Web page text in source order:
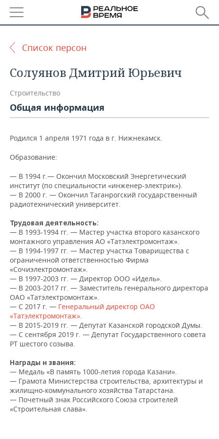
ТАТАРСТАН
УДМУРТИЯ
АНАЛИТИКА
НОВОСТИ АНАЛИТИКИ
КОМУ ПРИНАДЛЕЖАТ
ТОРГОВЫЕ ЦЕНТРЫ
ТАТАРСТАНА
ЭКОНОМИКА
БЮДЖЕТ
ПРОМЫШЛЕННОСТИ
АГРОПРОМ
МАШИНОСТРОЕНИЕ
НЕФТЕХИМИЯ
НЕФТЬ
ОПК
ЭНЕРГЕТИКА
НОВОСТИ АВТО
БИЗНЕС
РОЗНИЧНАЯ ТОРГОВЛЯ
ТРАНСПОРТ
УСЛУГИ
НОВОСТИ ТЕХНОЛОГИЙ
IT
МЕДИА
ТЕЛЕКОММУНИКАЦИИ
МЕРОПРИЯТИЯ
НОВОСТИ МЕРОПРИЯТИЙ
ВЫЕЗДНАЯ РЕДАКЦИЯ
БИЗНЕС-БРАНЧИ
ONLINE-КОНФЕРЕНЦИИ
СПОРТ
НОВОСТИ СПОРТА
ФУТБОЛ
ХОККЕЙ
ВОЛЕЙБОЛ
КИБЕРСПОРТ
ОБЩЕСТВО
НОВОСТИ ОБЩЕСТВА
ВЛАСТЬ
ИСТОРИЯ
КУЛЬТУРА
ФОТОГАЛЕРЕЯ
СЮЖЕТЫ
СПИСОК ПЕРСОН
СПИСОК КОМПАНИЙ
ПОЛНАЯ ВЕРСИЯ
Список персон
Солуянов Дмитрий Юрьевич
Строительство
Общая информация
Родился 1 апреля 1971 года в г. Нижнекамск.
Образование:
— В 1994 г.— Окончил Московский Энергетический
институт (по специальности «инженер-электрик»).
— В 2000 г. — Окончил Таганрогский государственный
радиотехнический университет.
Трудовая деятельность:
— В 1993-1994 гг. — Мастер участка второго казанского
монтажного управления АО «Татэлектромонтаж».
— В 1994-1997 гг. — Мастер участка Товарищества с
ограниченной ответственностью Фирма
«Сочиэлектромонтаж».
— В 1997-2003 гг. — Директор ООО «Идель».
— В 2003-2017 гг. — Заместитель генерального директора
ОАО «Татэлектромонтаж».
— С 2017 г. — Генеральный директор ОАО
«Татэлектромонтаж».
— В 2015-2019 гг. — Депутат Казанской городской Думы.
— С сентября 2019 г. — Депутат Государственного совета
РТ шестого созыва.
Награды и звания:
— Медаль «В память 1000-летия города Казани».
— Грамота Министерства строительства, архитектуры и
жилищно-коммунального хозяйства Татарстана.
— Почетный знак Российского Союза строителей
«Строительная слава».